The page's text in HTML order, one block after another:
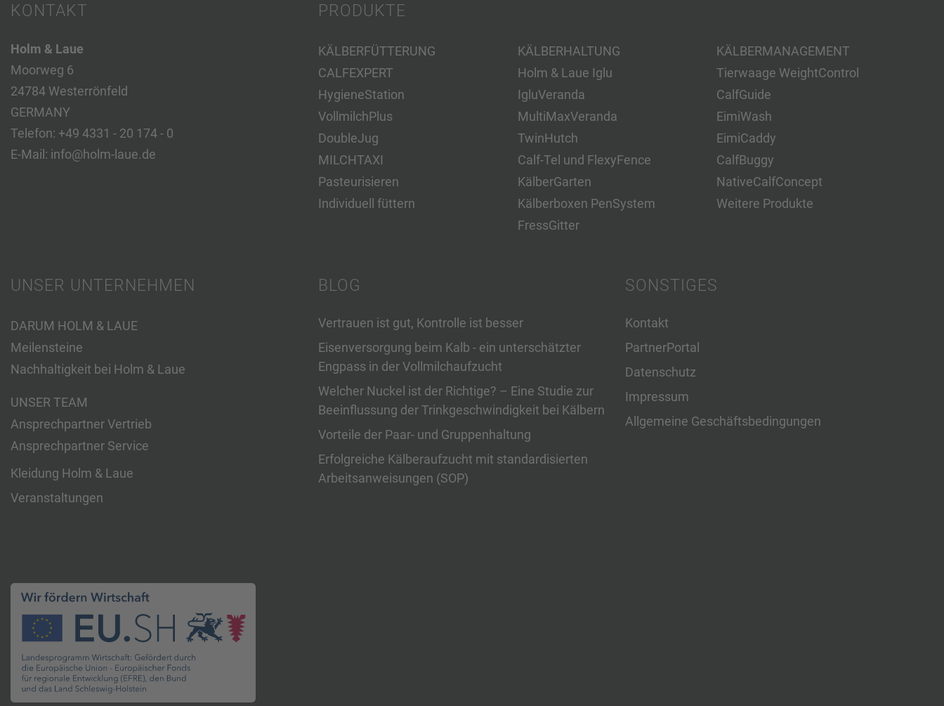
KONTAKT
Holm & Laue
Moorweg 6
24784 Westerrönfeld
GERMANY
Telefon: +49 4331 - 20 174 - 0
E-Mail: info@holm-laue.de
PRODUKTE
KÄLBERFÜTTERUNG
CALFEXPERT
HygieneStation
VollmilchPlus
DoubleJug
MILCHTAXI
Pasteurisieren
Individuell füttern
KÄLBERHALTUNG
Holm & Laue Iglu
IgluVeranda
MultiMaxVeranda
TwinHutch
Calf-Tel und FlexyFence
KälberGarten
Kälberboxen PenSystem
FressGitter
KÄLBERMANAGEMENT
Tierwaage WeightControl
CalfGuide
EimiWash
EimiCaddy
CalfBuggy
NativeCalfConcept
Weitere Produkte
UNSER UNTERNEHMEN
DARUM HOLM & LAUE
Meilensteine
Nachhaltigkeit bei Holm & Laue
UNSER TEAM
Ansprechpartner Vertrieb
Ansprechpartner Service
Kleidung Holm & Laue
Veranstaltungen
BLOG
Vertrauen ist gut, Kontrolle ist besser
Eisenversorgung beim Kalb - ein unterschätzter
Engpass in der Vollmilchaufzucht
Welcher Nuckel ist der Richtige? – Eine Studie zur
Beeinflussung der Trinkgeschwindigkeit bei Kälbern
Vorteile der Paar- und Gruppenhaltung
Erfolgreiche Kälberaufzucht mit standardisierten
Arbeitsanweisungen (SOP)
SONSTIGES
Kontakt
PartnerPortal
Datenschutz
Impressum
Allgemeine Geschäftsbedingungen